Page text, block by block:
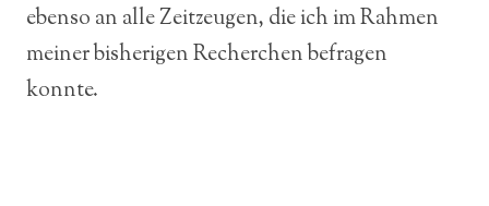
ebenso an alle Zeitzeugen, die ich im Rahmen
meiner bisherigen Recherchen befragen
konnte.